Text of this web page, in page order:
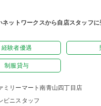
ネットワークスから自店スタッフ
経験者優遇
制服貸与
ミリーマート南青山四丁目店
ビニスタッフ